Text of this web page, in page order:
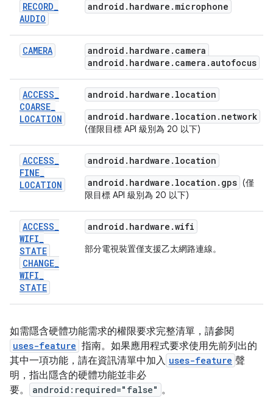
RECORD_
AUDIO
android . hardware . microphone
CAMERA android . hardware . camera
android . hardware . camera .autofocus
ACCESS_
COARSE_
LOCATION
android.hardware.location
android.hardware.location.network
(僅限目標 API 級別為 20 以下)
ACCESS_
FINE_
LOCATION
android.hardware.location
android.hardware.location.gps (僅
限目標 API 級別為 20 以下)
ACCESS_
WIFI_
STATE
CHANGE_
WIFI_
STATE
android.hardware.wifi
部分電視裝置僅支援乙太網路連線。
如需隱含硬體功能需求的權限要求完整清單，請參閱
uses-feature 指南。如果應用程式要求使用先前列出的
其中一項功能，請在資訊清單中加入 uses-feature 聲
明，指出隱含的硬體功能並非必
要。
android:required="false" 。